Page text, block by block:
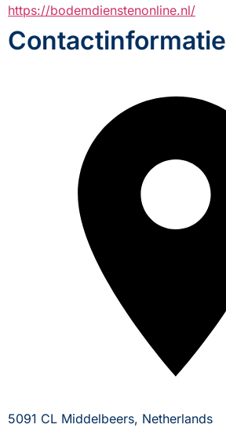
https://bodemdienstenonline.nl/
Contactinformatie
5091 CL Middelbeers, Netherlands